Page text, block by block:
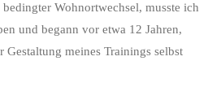
Wohnortwechsel, musste ich
und begann vor etwa 12 Jahren,
Gestaltung meines Trainings selbst